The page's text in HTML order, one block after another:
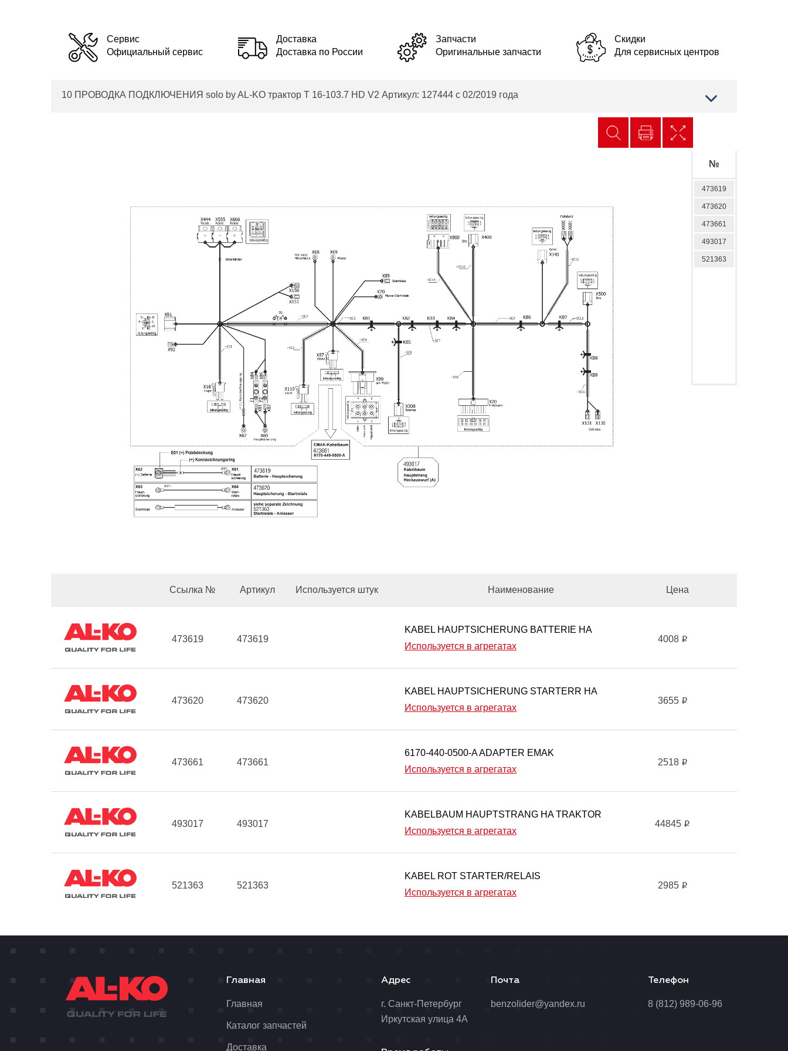
Сервис
Официальный сервис
Доставка
Доставка по России
Запчасти
Оригинальные запчасти
Скидки
Для сервисных центров
10 ПРОВОДКА ПОДКЛЮЧЕНИЯ solo by AL-KO трактор T 16-103.7 HD V2 Артикул: 127444 с 02/2019 года
№
473619
473620
473661
493017
521363
Ссылка № Артикул Используется штук Наименование Цена
473619 473619
KABEL HAUPTSICHERUNG BATTERIE HA
Используется в агрегатах
4008 i
473620 473620
KABEL HAUPTSICHERUNG STARTERR HA
Используется в агрегатах
3655 i
473661 473661
6170-440-0500-A ADAPTER EMAK
Используется в агрегатах
2518 i
493017 493017
KABELBAUM HAUPTSTRANG HA TRAKTOR
Используется в агрегатах
44845 i
521363 521363
KABEL ROT STARTER/RELAIS
Используется в агрегатах
2985 i
Главная
Главная
Каталог запчастей
Доставка
Адрес
г. Санкт-Петербург
Иркутская улица 4А
Почта
benzolider@yandex.ru
Телефон
8 (812) 989-06-96